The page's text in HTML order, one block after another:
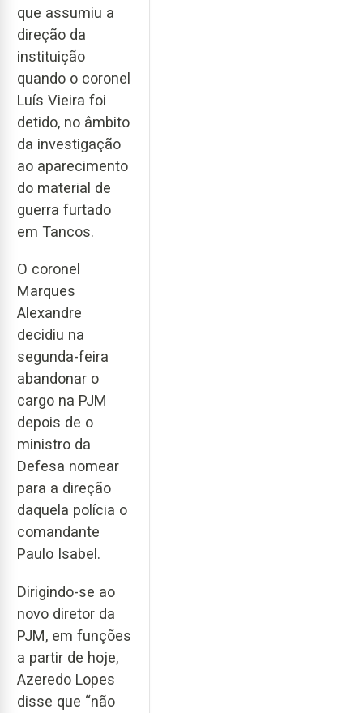
que assumiu a
direção da
instituição
quando o coronel
Luís Vieira foi
detido, no âmbito
da investigação
ao aparecimento
do material de
guerra furtado
em Tancos.
O coronel
Marques
Alexandre
decidiu na
segunda-feira
abandonar o
cargo na PJM
depois de o
ministro da
Defesa nomear
para a direção
daquela polícia o
comandante
Paulo Isabel.
Dirigindo-se ao
novo diretor da
PJM, em funções
a partir de hoje,
Azeredo Lopes
disse que “não